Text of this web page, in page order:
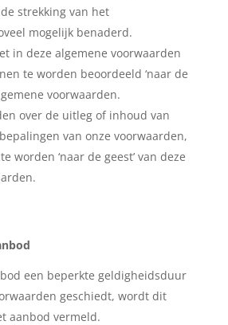
strekking van het
mogelijk benaderd.
in deze algemene voorwaarden
te worden beoordeeld ‘naar de
voorwaarden.
over de uitleg of inhoud van
van onze voorwaarden,
worden ‘naar de geest’ van deze
een beperkte geldigheidsduur
geschiedt, wordt dit
aanbod vermeld.